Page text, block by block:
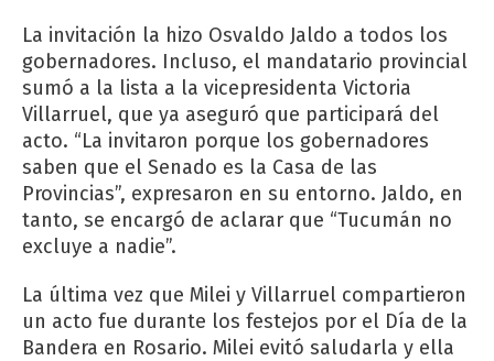
La invitación la hizo Osvaldo Jaldo a todos los
gobernadores. Incluso, el mandatario provincial
sumó a la lista a la vicepresidenta Victoria
Villarruel, que ya aseguró que participará del
acto. “La invitaron porque los gobernadores
saben que el Senado es la Casa de las
Provincias”, expresaron en su entorno. Jaldo, en
tanto, se encargó de aclarar que “Tucumán no
excluye a nadie”.
La última vez que Milei y Villarruel compartieron
un acto fue durante los festejos por el Día de la
Bandera en Rosario. Milei evitó saludarla y ella